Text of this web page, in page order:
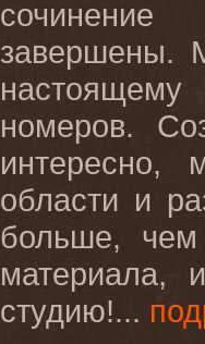
сочинение
завершены.
номеров.
интересно,
области и
больше,
материала,
студию!...